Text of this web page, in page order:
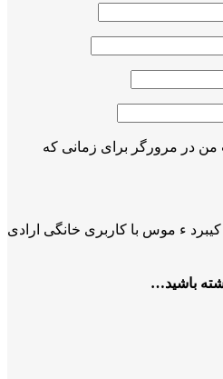
من در مرورگر برای زمانی که
کیبرد ء موس با کاربری خانگی ارادی
باشید…